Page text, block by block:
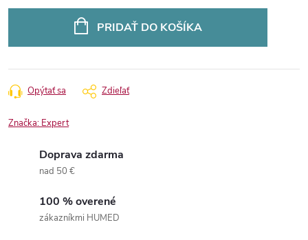
PRIDAŤ DO KOŠÍKA
Opýtať sa Zdieľať
Značka: Expert
Doprava zdarma
nad 50 €
100 % overené
zákazníkmi HUMED